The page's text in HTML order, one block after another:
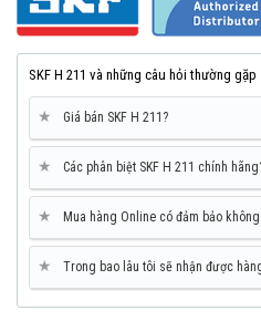
Ống lót H 211 SKF được phân
SKF H 211 và những câu hỏi thường gặp
★ Giá bán SKF H 211?
★ Các phân biệt SKF H 211 chính
★ Mua hàng Online có đảm bảo
★ Trong bao lâu tôi sẽ nhận được